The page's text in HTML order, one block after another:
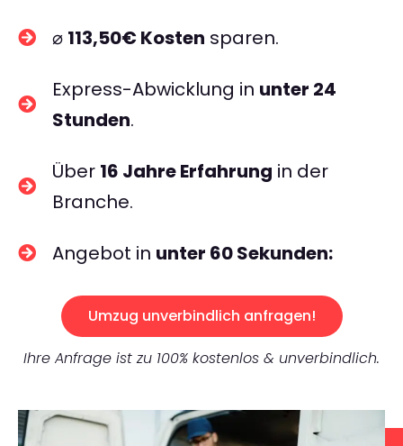
⌀ 113,50€ Kosten sparen.
Express-Abwicklung in unter 24
Stunden.
Über 16 Jahre Erfahrung in der
Branche.
Angebot in unter 60 Sekunden:
Umzug unverbindlich anfragen!
Ihre Anfrage ist zu 100% kostenlos & unverbindlich.